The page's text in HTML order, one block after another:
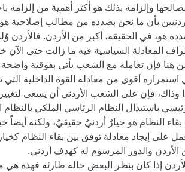
وإلزامه بذلك هو أكثر أهمية من إلزامه
بأن ما نحن بصدده من مطالب إصلاحية
هو، في الحقيقة، أكبر من الأردن. فالأردن
المعادلة السياسية فيه ما زالت حتى الآن
هنا فإن تعامله مع الشعب يأتي بفوقية
استمراره أقوى من معادلة القوة الداخلية
وذاك، فإن على الشعب الأردني أن يسعى
باستبدال النظام الرئاسي الملكي
بقاء النظام هو خيارٌ أردنيٌ حقيقيٌ، ولكنه أيضاً
على إيجاد معادلة توفق بين بقاء النظام
الأردن والدور المرسوم له كهدف أردني.
إذا كان بنظر البعض حالة طارئة فهذه